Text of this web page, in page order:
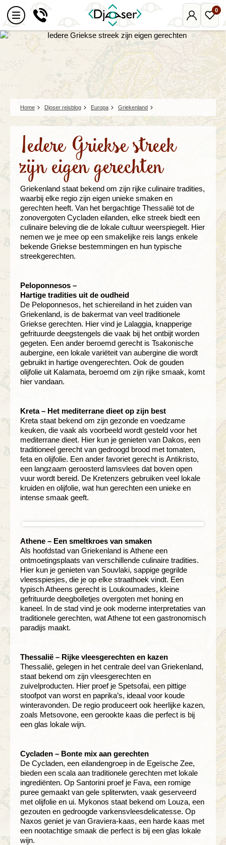
Mijn
Djoser
0
Home Djoser reisblog Europa Griekenland
Iedere Griekse streek
zijn eigen gerechten
Griekenland staat bekend om zijn rijke culinaire tradities,
waarbij elke regio zijn eigen unieke smaken en
gerechten heeft. Van het bergachtige Thessalië tot de
zonovergoten Cycladen eilanden, elke streek biedt een
culinaire beleving die de lokale cultuur weerspiegelt. Hier
nemen we je mee op een smakelijke reis langs enkele
bekende Griekse bestemmingen en hun typische
streekgerechten.
Peloponnesos –
Hartige tradities uit de oudheid
De Peloponnesos, het schiereiland in het zuiden van
Griekenland, is de bakermat van veel traditionele
Griekse gerechten. Hier vind je Lalaggia, knapperige
gefrituurde deegstengels die vaak bij het ontbijt worden
gegeten. Een ander beroemd gerecht is Tsakonische
aubergine, een lokale variëteit van aubergine die wordt
gebruikt in hartige ovengerechten. Ook de gouden
olijfolie uit Kalamata, beroemd om zijn rijke smaak, komt
hier vandaan.
Kreta – Het mediterrane dieet op zijn best
Kreta staat bekend om zijn gezonde en voedzame
keuken, die vaak als voorbeeld wordt gesteld voor het
mediterrane dieet. Hier kun je genieten van Dakos, een
traditioneel gerecht van gedroogd brood met tomaten,
feta en olijfolie. Een ander favoriet gerecht is Antikristo,
een langzaam geroosterd lamsvlees dat boven open
vuur wordt bereid. De Kretenzers gebruiken veel lokale
kruiden en olijfolie, wat hun gerechten een unieke en
intense smaak geeft.
Athene – Een smeltkroes van smaken
Als hoofdstad van Griekenland is Athene een
ontmoetingsplaats van verschillende culinaire tradities.
Hier kun je genieten van Souvlaki, sappige gegrilde
vleesspiesjes, die je op elke straathoek vindt. Een
typisch Atheens gerecht is Loukoumades, kleine
gefrituurde deegbolletjes overgoten met honing en
kaneel. In de stad vind je ook moderne interpretaties van
traditionele gerechten, wat Athene tot een gastronomisch
paradijs maakt.
Thessalië – Rijke vleesgerechten en kazen
Thessalië, gelegen in het centrale deel van Griekenland,
staat bekend om zijn vleesgerechten en
zuivelproducten. Hier proef je Spetsofai, een pittige
stoofpot van worst en paprika’s, ideaal voor koude
winteravonden. De regio produceert ook heerlijke kazen,
zoals Metsovone, een gerookte kaas die perfect is bij
een glas lokale wijn.
Cycladen – Bonte mix aan gerechten
De Cycladen, een eilandengroep in de Egeïsche Zee,
bieden een scala aan traditionele gerechten met lokale
ingrediënten. Op Santorini proef je Fava, een romige
puree gemaakt van gele spliterwten, vaak geserveerd
met olijfolie en ui. Mykonos staat bekend om Louza, een
gezouten en gedroogde varkensvleesdelicatesse. Op
Naxos geniet je van Graviera-kaas, een harde kaas met
een nootachtige smaak die perfect is bij een glas lokale
wijn.